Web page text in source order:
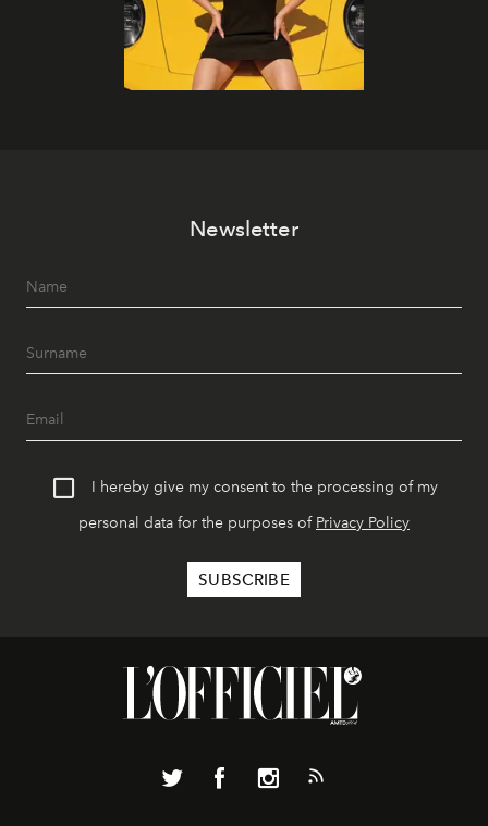
Newsletter
I hereby give my consent to the processing of my
personal data for the purposes of Privacy Policy